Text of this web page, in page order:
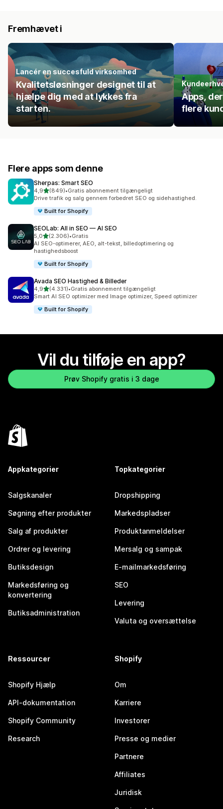
Fremhævet i
Lancér en succesfuld virksomhed
Kvalitetsløsninger designet til at
hjælpe dig med at lykkes fra
starten.
Apps,
flere
Flere apps som denne
Sherpas: Smart SEO
4,9ud af 5 stjerner
(849)
849 anmeldelser i alt
•Gratis abonnement tilgængeligt
Drive trafik og salg gennem forbedret SEO og sidehastighed.
Built for Shopify
SEOLab: All in SEO — AI SEO
5,0ud af 5 stjerner
(2.306)
2306 anmeldelser i alt
•Gratis
AI SEO-optimerer, AEO, alt-tekst, billedoptimering og
hastighedsboost
Built for Shopify
Avada SEO Hastighed & Billeder
4,9ud af 5 stjerner
(4.331)
4331 anmeldelser i alt
•Gratis abonnement tilgængeligt
Smart AI SEO optimizer med Image optimizer, Speed optimizer
Built for Shopify
Vil du tilføje en app?
Prøv Shopify gratis i 3 dage
Appkategorier
Salgskanaler
Søgning efter produkter
Salg af produkter
Ordrer og levering
Butiksdesign
Markedsføring og
konvertering
Butiksadministration
Topkategorier
Dropshipping
Markedspladser
Produktanmeldelser
Mersalg og sampak
E-mailmarkedsføring
SEO
Levering
Valuta og oversættelse
Ressourcer
Shopify Hjælp
API-dokumentation
Shopify Community
Research
Shopify
Om
Karriere
Investorer
Presse og medier
Partnere
Affiliates
Juridisk